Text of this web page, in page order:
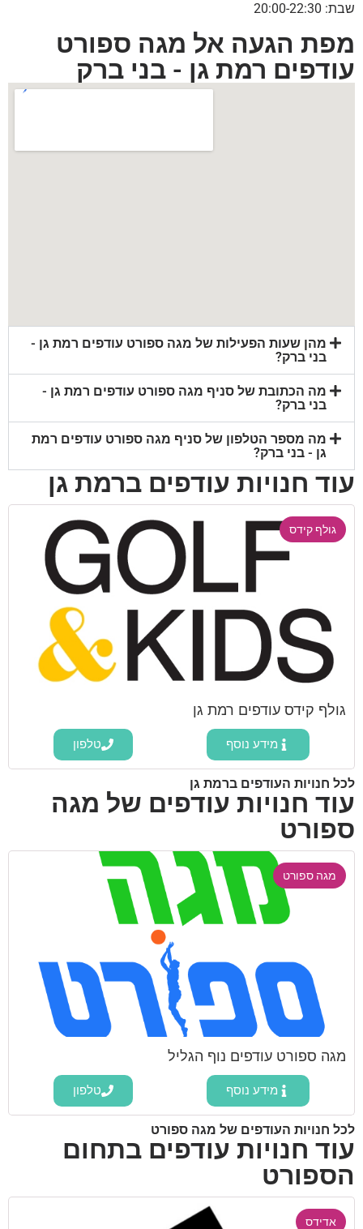
שבת: 20:00-22:30
מפת הגעה אל מגה ספורט
עודפים רמת גן - בני ברק
מהן שעות הפעילות של מגה ספורט עודפים רמת גן -
בני ברק?
מה הכתובת של סניף מגה ספורט עודפים רמת גן -
בני ברק?
מה מספר הטלפון של סניף מגה ספורט עודפים רמת
גן - בני ברק?
עוד חנויות עודפים ברמת גן
גולף קידס
גולף קידס עודפים רמת גן
מידע נוסף טלפון
לכל חנויות העודפים ברמת גן
עוד חנויות עודפים של מגה
ספורט
מגה ספורט
מגה ספורט עודפים נוף הגליל
מידע נוסף טלפון
לכל חנויות העודפים של מגה ספורט
עוד חנויות עודפים בתחום
הספורט
אדידס